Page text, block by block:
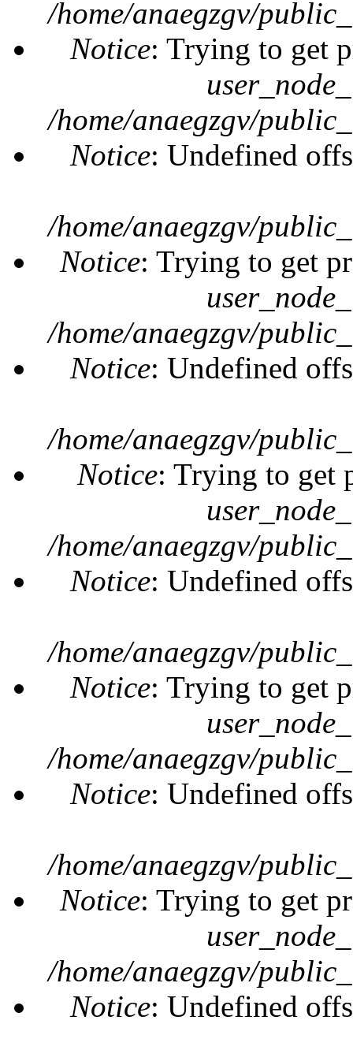
/home/anaegzgv/
Notice: Trying to get
/home/anaegzgv/
Notice: Undefined
/home/anaegzgv/
Notice: Trying to get
/home/anaegzgv/
Notice: Undefined
/home/anaegzgv/
Notice: Trying to get
/home/anaegzgv/
Notice: Undefined
/home/anaegzgv/
Notice: Trying to get
/home/anaegzgv/
Notice: Undefined
/home/anaegzgv/
Notice: Trying to get
/home/anaegzgv/
Notice: Undefined